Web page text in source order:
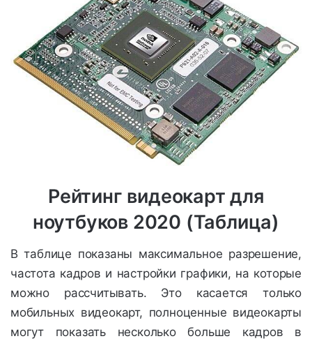
Рейтинг видеокарт для
ноутбуков 2020 (Таблица)
В таблице показаны максимальное разрешение,
частота кадров и настройки графики, на которые
можно рассчитывать. Это касается только
мобильных видеокарт, полноценные видеокарты
могут показать несколько больше кадров в